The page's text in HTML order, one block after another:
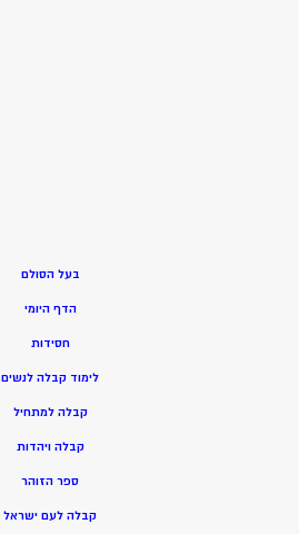
בעל הסולם
הדף היומי
חסידות
לימוד קבלה לנשים
קבלה למתחיל
קבלה ויהדות
ספר הזוהר
קבלה לעם ישראל